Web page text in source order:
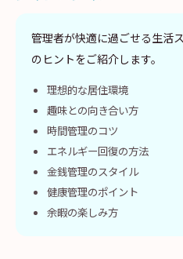
管理者が快適に過ごせる生活
のヒントをご紹介します。
理想的な居住環境
趣味との向き合い方
時間管理のコツ
エネルギー回復の方法
金銭管理のスタイル
健康管理のポイント
余暇の楽しみ方